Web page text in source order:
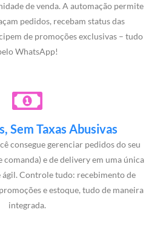
de venda. A automação permite
pedidos, recebam status das
de promoções exclusivas – tudo
WhatsApp!
Sem Taxas Abusivas
consegue gerenciar pedidos do seu
comanda) e de delivery em uma única
Controle tudo: recebimento de
e estoque, tudo de maneira
integrada.